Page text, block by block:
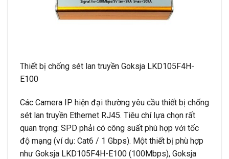
Thiết bị chống sét lan truyền Goksja LKD105F4H-
E100
Các Camera IP hiện đại thường yêu cầu thiết bị chống
sét lan truyền Ethernet RJ45. Tiêu chí lựa chọn rất
quan trọng: SPD phải có công suất phù hợp với tốc
độ mạng (ví dụ: Cat6 / 1 Gbps). Một thiết bị phù hợp
như Goksja LKD105F4H-E100 (100Mbps), Goksja